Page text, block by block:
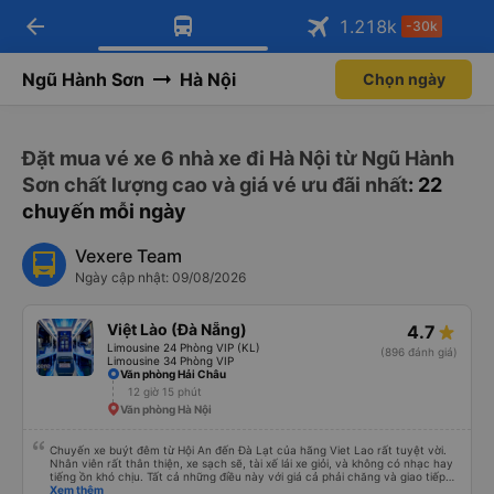
Tải app Vexere ngay!
Nhận ưu đãi thành viên độc
Mở app
Tải app Vexere
-30k/ghế khi đặt vé máy bay qua
Mở app
arrow_back 1.218k -30k
Ngũ Hành Sơn Hà Nội Chọn ngày
Đặt mua vé xe 6 nhà xe đi Hà Nội từ Ngũ Hành
Sơn chất lượng cao và giá vé ưu đãi nhất: 22
chuyến mỗi ngày
Vexere Team
Ngày cập nhật: 09/08/2026
Việt Lào (Đà Nẵng)
Limousine 24 Phòng VIP (KL)
Limousine 34 Phòng VIP
4.7
(896 đánh giá)
Văn phòng Hải Châu
12 giờ 15 phút
Văn phòng Hà Nội
Chuyến xe buýt đêm từ Hội An đến Đà Lạt của hãng Viet Lao rất tuyệt vời.
Nhân viên rất thân thiện, xe sạch sẽ, tài xế lái xe giỏi, và không có nhạc hay
tiếng ồn khó chịu. Tất cả những điều này với giá cả phải chăng và giao tiếp
bằng tiếng Anh rất suôn sẻ, vì vậy tôi rất khuyên bạn nên chọn hãng này.
Xem thêm